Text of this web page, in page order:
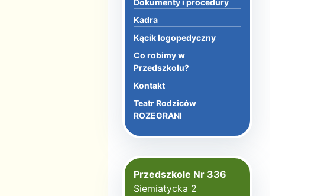
Dokumenty i procedury
Kadra
Kącik logopedyczny
Co robimy w
Przedszkolu?
Kontakt
Teatr Rodziców
ROZEGRANI
Przedszkole Nr 336
Siemiatycka 2